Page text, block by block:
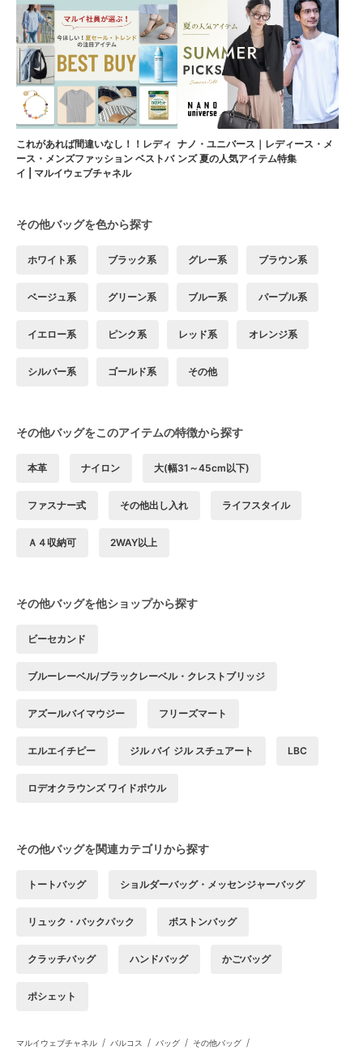
これがあれば間違いなし！！レディ
ース・メンズファッション ベストバ
イ | マルイウェブチャネル
ナノ・ユニバース｜レディース・メ
ンズ 夏の人気アイテム特集
その他バッグを色から探す
ホワイト系 ブラック系 グレー系 ブラウン系
ベージュ系 グリーン系 ブルー系 パープル系
イエロー系 ピンク系 レッド系 オレンジ系
シルバー系 ゴールド系 その他
その他バッグをこのアイテムの特徴から探す
本革 ナイロン 大(幅31～45cm以下)
ファスナー式 その他出し入れ ライフスタイル
Ａ４収納可 2WAY以上
その他バッグを他ショップから探す
ビーセカンド
ブルーレーベル/ブラックレーベル・クレストブリッジ
アズールバイマウジー フリーズマート
エルエイチピー ジル バイ ジル スチュアート LBC
ロデオクラウンズ ワイドボウル
その他バッグを関連カテゴリから探す
トートバッグ ショルダーバッグ・メッセンジャーバッグ
リュック・バックパック ボストンバッグ
クラッチバッグ ハンドバッグ かごバッグ
ポシェット
マルイウェブチャネル / バルコス / バッグ / その他バッグ /